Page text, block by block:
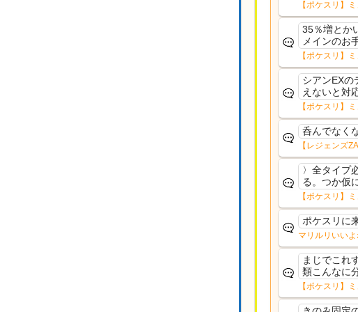
さえあんま
【ポケスリ】
35％増とか
メインのお
果のみフェ
まともに料
に言ってカ
【ポケスリ】
シアンEXの
えないと対
るわ
【ポケスリ】
呑んでなく
【レジェンズ
〉全タイプ
る。つか仮
もんに付き
リソースを
やったこと
ラピスEX最
【ポケスリ】
ポケスリに
マリルリいい
まじでこれ
類こんなに
【ポケスリ】